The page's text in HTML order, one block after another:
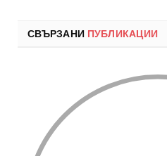
СВЪРЗАНИ ПУБЛИКАЦИИ